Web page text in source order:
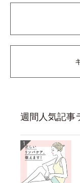
週間人気記事